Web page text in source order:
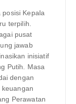
posisi Kepala
terpilih.
pusat
jawab
inisiatif
Putih. Masa
dengan
Perawatan